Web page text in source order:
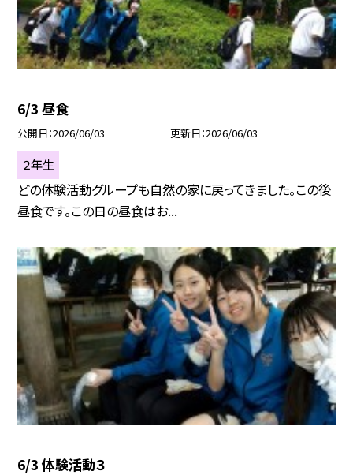
6/3 昼食
公開日 2026/06/03 更新日 2026/06/03
２年生
どの体験活動グループも自然の家に戻ってきました。この後
昼食です。この日の昼食はお...
6/3 体験活動３